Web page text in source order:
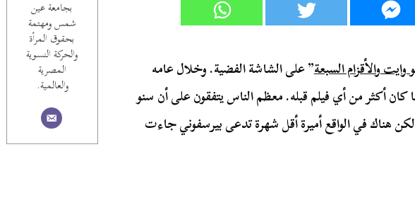
بجامعة عين
شمس ومهتمة
بحقوق المرأة
والحركة النسوية
المصرية
والعالمية.
وايت والأقزام السبعة” على الشاشة الفضية. وخلال عامه
كان أكثر من أي فيلم قبله. معظم الناس يتفقون على أن سنو
هناك في الواقع أميرة أقل شهرة تدعى بيرسفوني جاءت